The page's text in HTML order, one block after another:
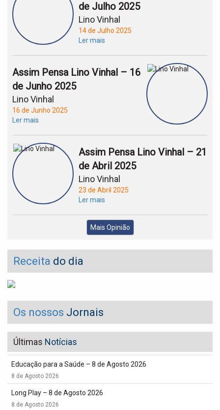
de Julho 2025
Lino Vinhal
14 de Julho 2025
Ler mais
Assim Pensa Lino Vinhal – 16
de Junho 2025
Lino Vinhal
16 de Junho 2025
Ler mais
Assim Pensa Lino Vinhal – 21
de Abril 2025
Lino Vinhal
23 de Abril 2025
Ler mais
Mais Opinião
Receita do dia
Os nossos Jornais
Últimas Notícias
Educação para a Saúde – 8 de Agosto 2026
8 de Agosto 2026
Long Play – 8 de Agosto 2026
8 de Agosto 2026